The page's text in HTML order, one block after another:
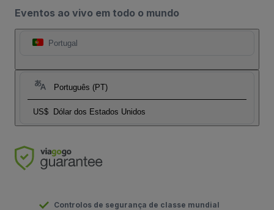
Eventos ao vivo em todo o mundo
Portugal
Português (PT)
US$ Dólar dos Estados Unidos
Controlos de segurança de classe mundial